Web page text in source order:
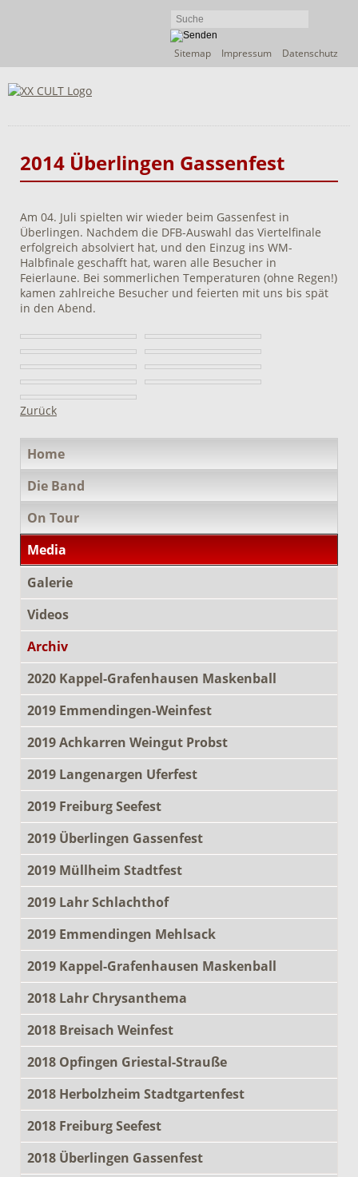
Navigation
Sitemap Impressum Datenschutz
2014 Überlingen Gassenfest
Am 04. Juli spielten wir wieder beim Gassenfest in
Überlingen. Nachdem die DFB-Auswahl das Viertelfinale
erfolgreich absolviert hat, und den Einzug ins WM-
Halbfinale geschafft hat, waren alle Besucher in
Feierlaune. Bei sommerlichen Temperaturen (ohne Regen!)
kamen zahlreiche Besucher und feierten mit uns bis spät
in den Abend.
Zurück
überspringen
Home
Die Band
On Tour
Media
Galerie
Videos
Archiv
2020 Kappel-Grafenhausen Maskenball
2019 Emmendingen-Weinfest
2019 Achkarren Weingut Probst
2019 Langenargen Uferfest
2019 Freiburg Seefest
2019 Überlingen Gassenfest
2019 Müllheim Stadtfest
2019 Lahr Schlachthof
2019 Emmendingen Mehlsack
2019 Kappel-Grafenhausen Maskenball
2018 Lahr Chrysanthema
2018 Breisach Weinfest
2018 Opfingen Griestal-Strauße
2018 Herbolzheim Stadtgartenfest
2018 Freiburg Seefest
2018 Überlingen Gassenfest